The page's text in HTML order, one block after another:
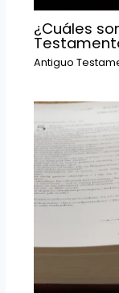
¿Cuáles
Antiguo